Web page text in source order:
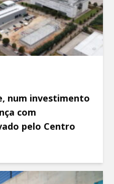
num investimento
com
pelo Centro